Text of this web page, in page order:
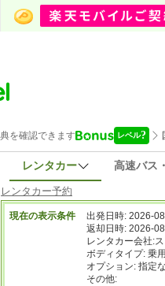
レンタカー 高速バス
レンタカー予約
現在の表示条件 出発日時: 2026-
返却日時: 2026-
レンタカー会社:
ボディタイプ: 乗
オプション: 指定
その他: